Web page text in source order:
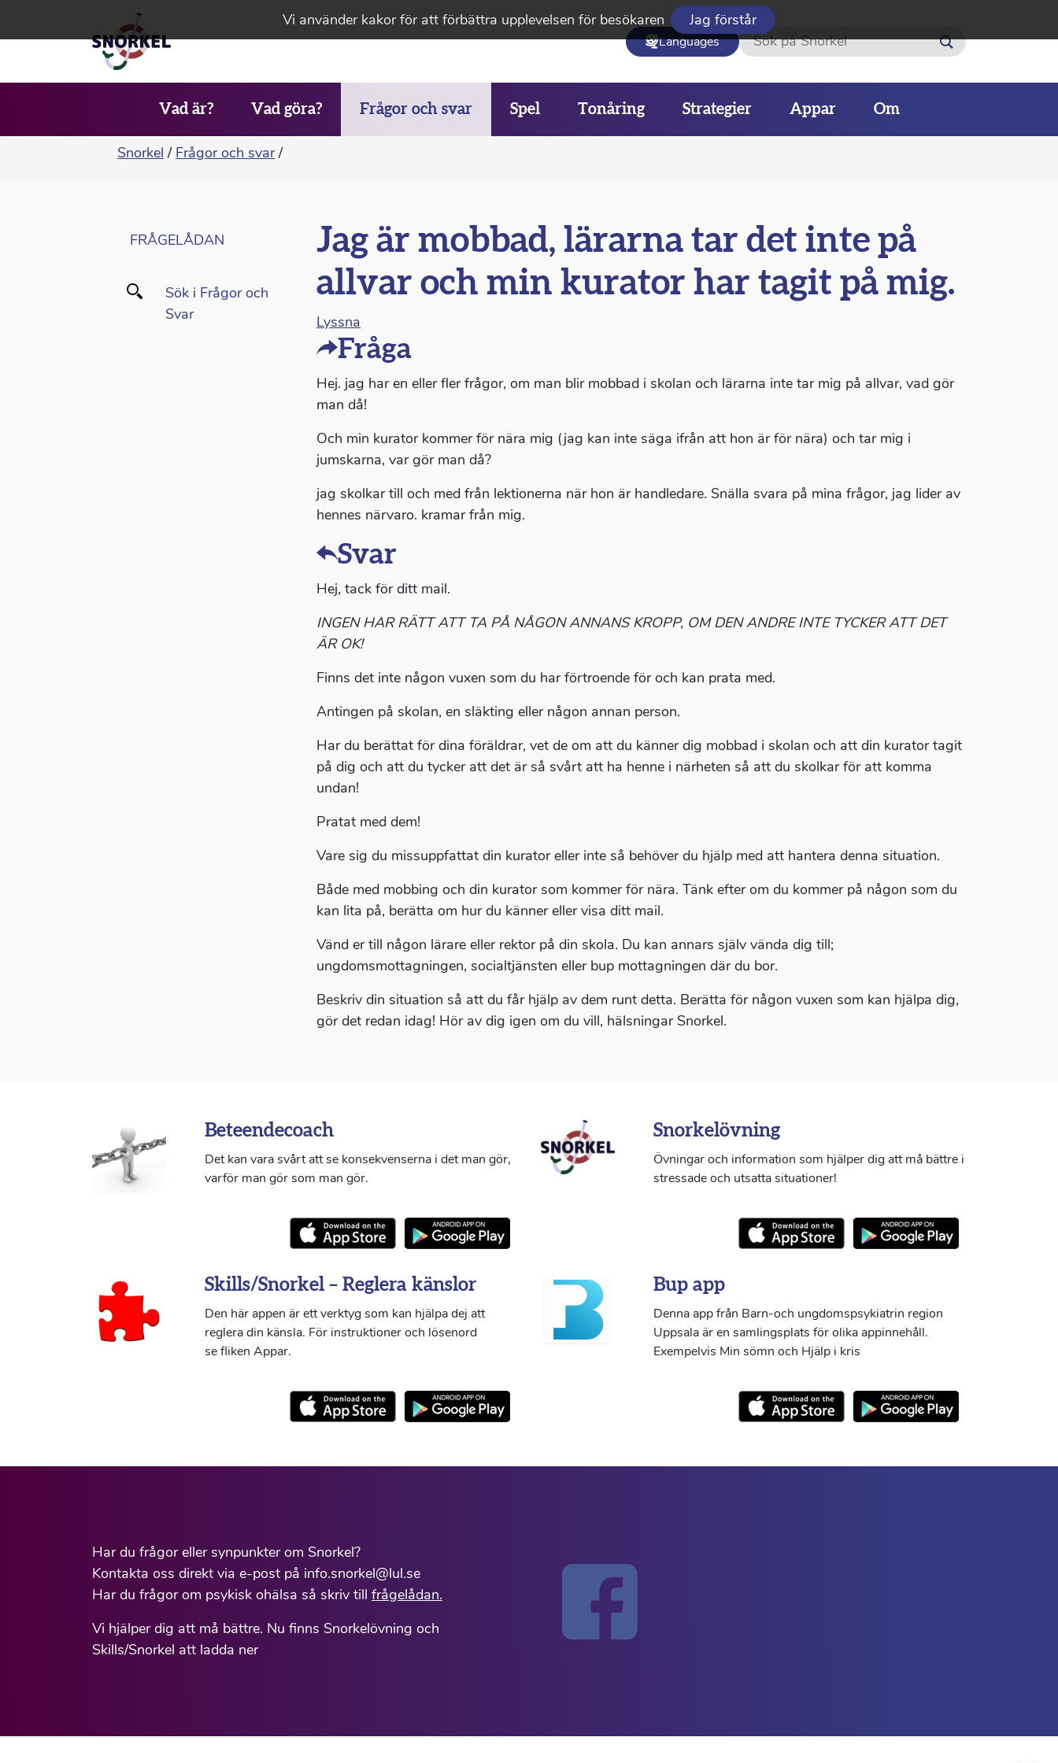
Vi använder kakor för att förbättra upplevelsen för besökaren Jag förstår
Languages Sök
Vad är? Vad göra? Frågor och svar Spel Tonåring Strategier Appar Om
Snorkel / Frågor och svar /
FRÅGELÅDAN
Sök i Frågor och
Svar
Jag är mobbad, lärarna tar det inte på
allvar och min kurator har tagit på mig.
Lyssna
Fråga
Hej. jag har en eller fler frågor, om man blir mobbad i skolan och lärarna inte tar mig på allvar, vad gör
man då!
Och min kurator kommer för nära mig (jag kan inte säga ifrån att hon är för nära) och tar mig i
jumskarna, var gör man då?
jag skolkar till och med från lektionerna när hon är handledare. Snälla svara på mina frågor, jag lider av
hennes närvaro. kramar från mig.
Svar
Hej, tack för ditt mail.
INGEN HAR RÄTT ATT TA PÅ NÅGON ANNANS KROPP, OM DEN ANDRE INTE TYCKER ATT DET
ÄR OK!
Finns det inte någon vuxen som du har förtroende för och kan prata med.
Antingen på skolan, en släkting eller någon annan person.
Har du berättat för dina föräldrar, vet de om att du känner dig mobbad i skolan och att din kurator tagit
på dig och att du tycker att det är så svårt att ha henne i närheten så att du skolkar för att komma
undan!
Pratat med dem!
Vare sig du missuppfattat din kurator eller inte så behöver du hjälp med att hantera denna situation.
Både med mobbing och din kurator som kommer för nära. Tänk efter om du kommer på någon som du
kan lita på, berätta om hur du känner eller visa ditt mail.
Vänd er till någon lärare eller rektor på din skola. Du kan annars själv vända dig till;
ungdomsmottagningen, socialtjänsten eller bup mottagningen där du bor.
Beskriv din situation så att du får hjälp av dem runt detta. Berätta för någon vuxen som kan hjälpa dig,
gör det redan idag! Hör av dig igen om du vill, hälsningar Snorkel.
Beteendecoach
Det kan vara svårt att se konsekvenserna i det man gör,
varför man gör som man gör.
Snorkelövning
Övningar och information som hjälper dig att må bättre i
stressade och utsatta situationer!
Skills/Snorkel – Reglera känslor
Den här appen är ett verktyg som kan hjälpa dej att
reglera din känsla. För instruktioner och lösenord
se fliken Appar.
Bup app
Denna app från Barn-och ungdomspsykiatrin region
Uppsala är en samlingsplats för olika appinnehåll.
Exempelvis Min sömn och Hjälp i kris
Har du frågor eller synpunkter om Snorkel?
Kontakta oss direkt via e-post på info.snorkel@lul.se
Har du frågor om psykisk ohälsa så skriv till frågelådan.
Vi hjälper dig att må bättre. Nu finns Snorkelövning och
Skills/Snorkel att ladda ner